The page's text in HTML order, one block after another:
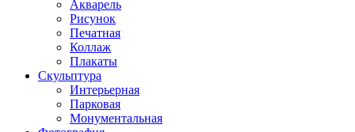
Акварель
Рисунок
Печатная
Коллаж
Плакаты
Скульптура
Интерьерная
Парковая
Монументальная